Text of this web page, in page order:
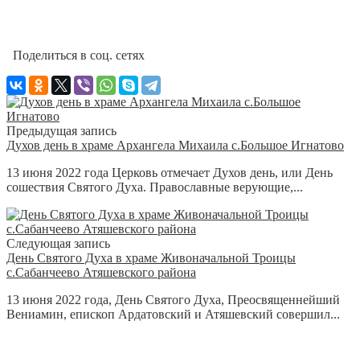
Поделиться в соц. сетях
Предыдущая запись
Духов день в храме Архангела Михаила с.Большое Игнатово
13 июня 2022 года Церковь отмечает Духов день, или День
сошествия Святого Духа. Православные верующие,...
Следующая запись
День Святого Духа в храме Живоначальной Троицы
с.Сабанчеево Атяшевского района
13 июня 2022 года, День Святого Духа, Преосвященнейший
Вениамин, епископ Ардатовский и Атяшевский совершил...